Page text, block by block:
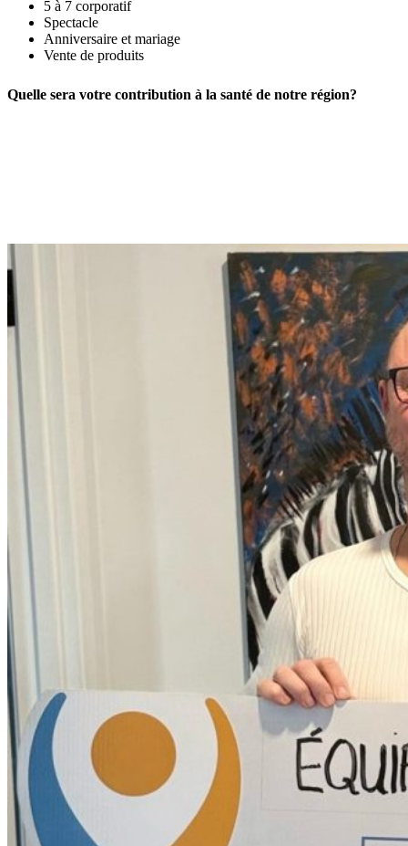
5 à 7 corporatif
Spectacle
Anniversaire et mariage
Vente de produits
Quelle sera votre contribution à la santé de notre région?